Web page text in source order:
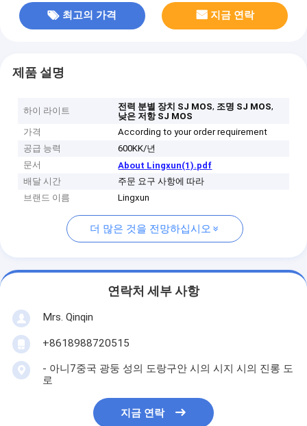
최고의 가격 지금 연락
제품 설명
하이 라이트 전력 분별 장치 SJ MOS, 조명 SJ MOS,
낮은 저항 SJ MOS
가격
According to your order requirement
공급 능력
600KK/년
문서
About Lingxun(1).pdf
배달 시간
주문 요구 사항에 따라
브랜드 이름
Lingxun
더 많은 것을 전망하십시오
연락처 세부 사항
Mrs. Qinqin
+8618988720515
- 아니7중국 광둥 성의 도랑구안 시의 시지 시의 진롱 도
로
지금 연락